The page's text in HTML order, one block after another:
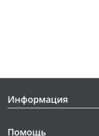
Информация
Помощь